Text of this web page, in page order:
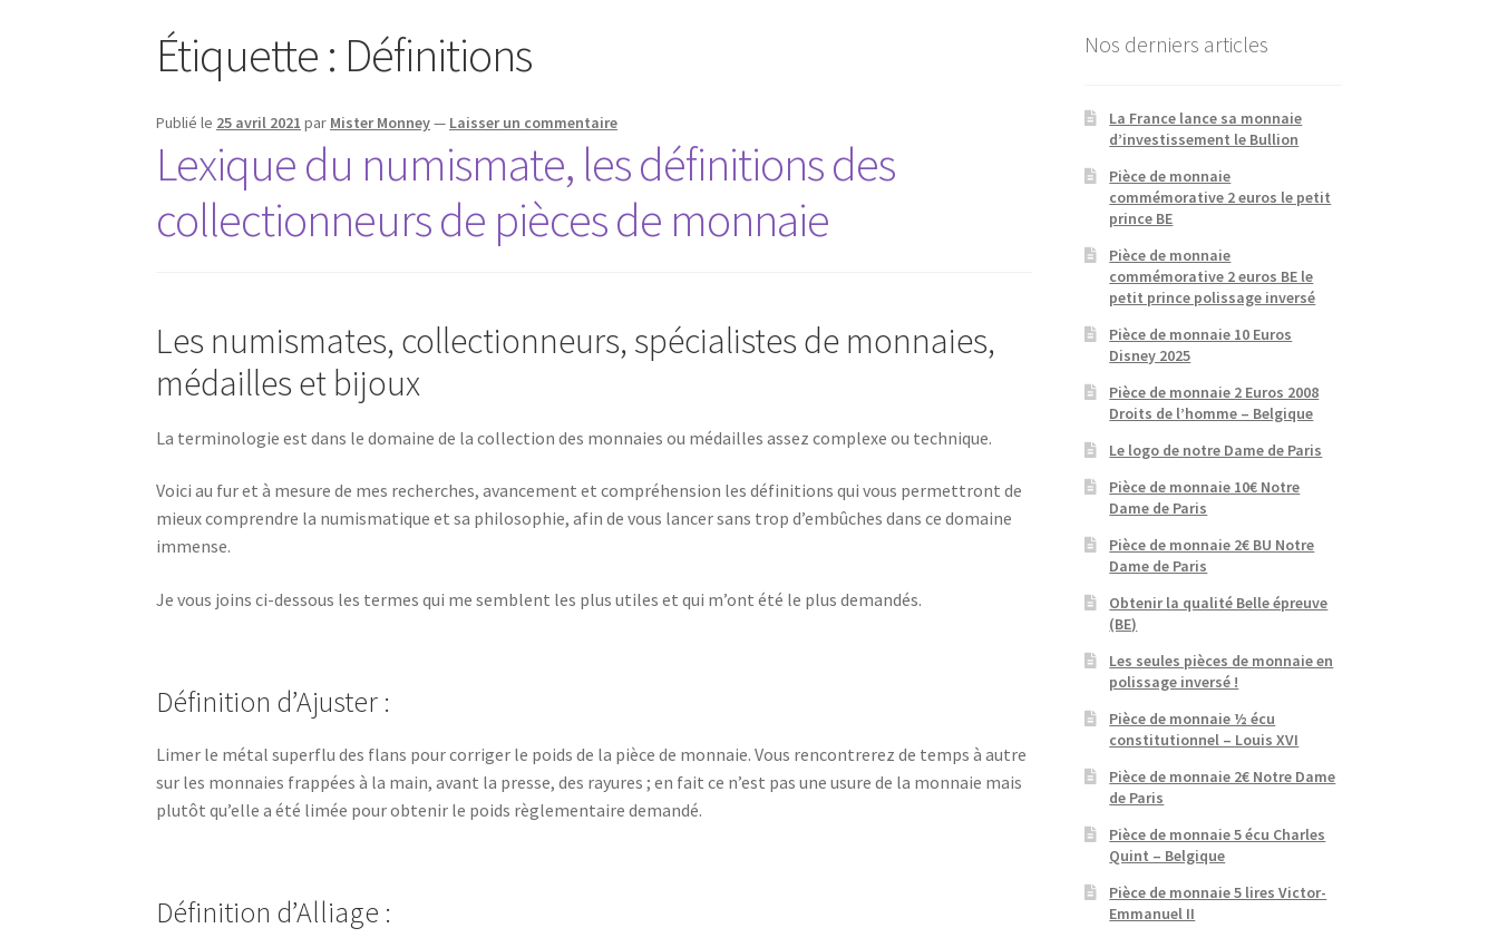
Étiquette : Définitions
Publié le 25 avril 2021 par Mister Monney— Laisser un commentaire
Lexique du numismate, les définitions des
collectionneurs de pièces de monnaie
Les numismates, collectionneurs, spécialistes de monnaies,
médailles et bijoux
La terminologie est dans le domaine de la collection des monnaies ou médailles assez complexe ou technique.
Voici au fur et à mesure de mes recherches, avancement et compréhension les définitions qui vous permettront de
mieux comprendre la numismatique et sa philosophie, afin de vous lancer sans trop d’embûches dans ce domaine
immense.
Je vous joins ci-dessous les termes qui me semblent les plus utiles et qui m’ont été le plus demandés.
Définition d’Ajuster :
Limer le métal superflu des flans pour corriger le poids de la pièce de monnaie. Vous rencontrerez de temps à autre
sur les monnaies frappées à la main, avant la presse, des rayures ; en fait ce n’est pas une usure de la monnaie mais
plutôt qu’elle a été limée pour obtenir le poids règlementaire demandé.
Définition d’Alliage :
Nos derniers articles
La France lance sa monnaie
d’investissement le Bullion
Pièce de monnaie
commémorative 2 euros le petit
prince BE
Pièce de monnaie
commémorative 2 euros BE le
petit prince polissage inversé
Pièce de monnaie 10 Euros
Disney 2025
Pièce de monnaie 2 Euros 2008
Droits de l’homme – Belgique
Le logo de notre Dame de Paris
Pièce de monnaie 10€ Notre
Dame de Paris
Pièce de monnaie 2€ BU Notre
Dame de Paris
Obtenir la qualité Belle épreuve
(BE)
Les seules pièces de monnaie en
polissage inversé !
Pièce de monnaie ½ écu
constitutionnel – Louis XVI
Pièce de monnaie 2€ Notre Dame
de Paris
Pièce de monnaie 5 écu Charles
Quint – Belgique
Pièce de monnaie 5 lires Victor-
Emmanuel II